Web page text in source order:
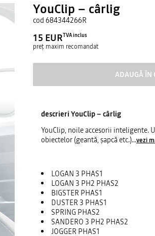
YouClip – cârlig
cod 684344266R
15 EURTVA inclus
preț maxim recomandat
ADAUGĂ ÎN
descrieri YouClip – cârlig
YouClip, noile accesorii inteligente.
obiectelor (geantă, şapcă etc.)...vezi
LOGAN 3 PHAS1
LOGAN 3 PH2 PHAS2
BIGSTER PHAS1
DUSTER 3 PHAS1
SPRING PHAS2
SANDERO 3 PH2 PHAS2
JOGGER PHAS1